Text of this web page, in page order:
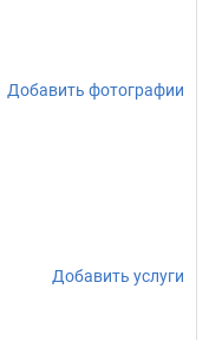
Добавить фотографии
Добавить услуги